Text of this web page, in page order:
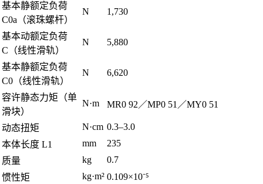
基本静额定负荷
C0a（滚珠螺杆）
N 1,730
基本动额定负荷
C（线性滑轨）
N 5,880
基本静额定负荷
C0（线性滑轨）
N 6,620
容许静态力矩（单
滑块）
N·m MR0 92／MP0 51／MY0 51
动态扭矩 N·cm 0.3–3.0
本体长度 L1
mm
235
质量
kg
0.7
惯性矩
kg·m² 0.109×10⁻⁵